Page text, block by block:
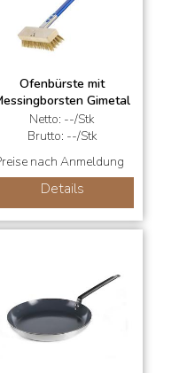
Ofenbürste mit
Gimetal
Netto: --/Stk
Brutto: --/Stk
nach Anmeldung
Details